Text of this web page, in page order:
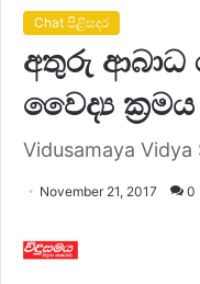
Chat පිළිසදර
අතුරු
වෛද්‍ය ක්‍රමය
Vidusamaya
November 21, 2017 0